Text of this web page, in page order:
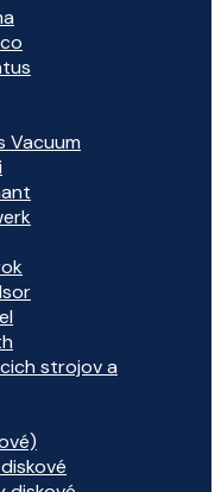
Vacuum
strojov a